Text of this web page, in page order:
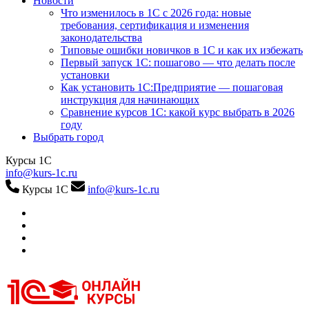
Что изменилось в 1С с 2026 года: новые
требования, сертификация и изменения
законодательства
Типовые ошибки новичков в 1С и как их избежать
Первый запуск 1С: пошагово — что делать после
установки
Как установить 1С:Предприятие — пошаговая
инструкция для начинающих
Сравнение курсов 1С: какой курс выбрать в 2026
году
Выбрать город
Курсы 1С
info@kurs-1c.ru
Курсы 1С
info@kurs-1c.ru